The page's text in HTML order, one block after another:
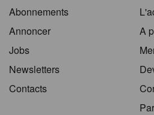
Abonnements
Annoncer
Jobs
Newsletters
Contacts
A